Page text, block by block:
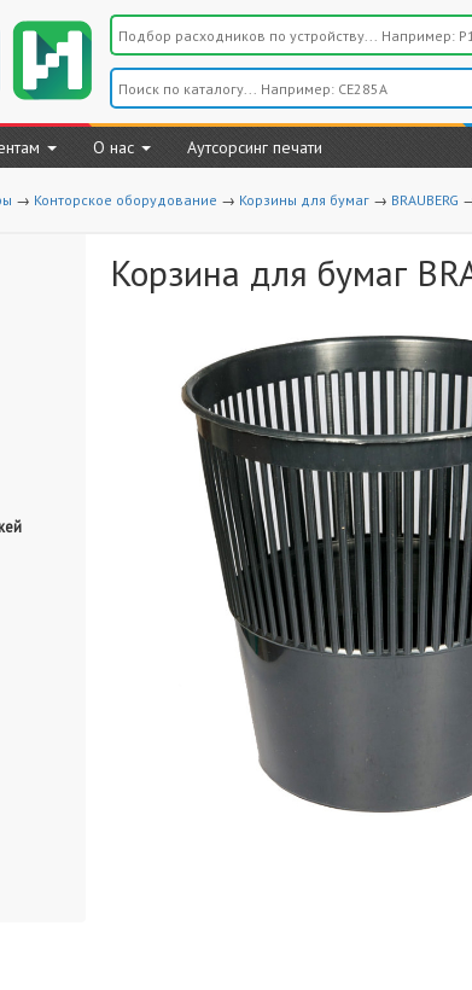
О нас Аутсорсинг печати
→ Конторское оборудование → Корзины для бумаг → BRAUBERG
Корзина для бумаг